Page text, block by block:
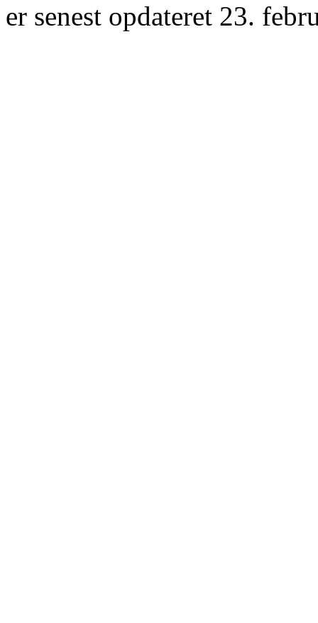
er senest opdateret 23.